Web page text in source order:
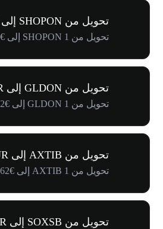
تحويل من SHOPON إلى EUR
تحويل من 1 SHOPON إلى €129.44
تحويل من GLDON إلى EUR
تحويل من 1 GLDON إلى €346.42
تحويل من AXTIB إلى EUR
تحويل من 1 AXTIB إلى €81.62
تحويل من SOXSB إلى EUR